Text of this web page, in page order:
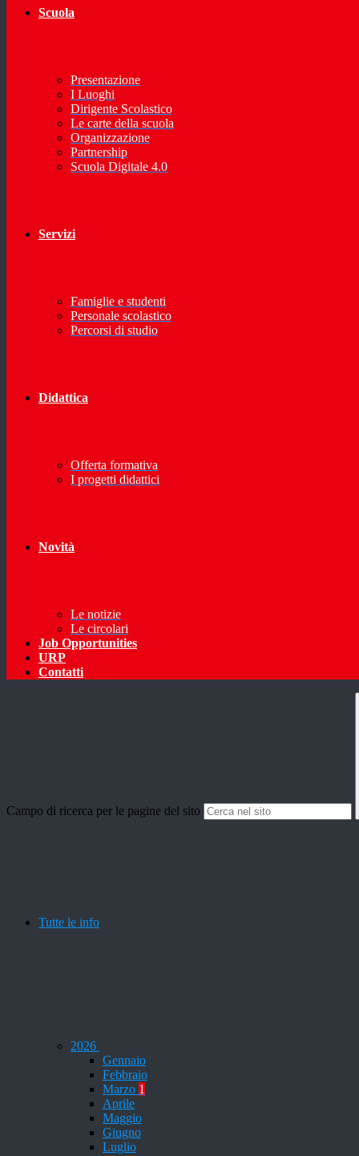
Scuola
Presentazione
I Luoghi
Dirigente Scolastico
Le carte della scuola
Organizzazione
Partnership
Scuola Digitale 4.0
Servizi
Famiglie e studenti
Personale scolastico
Percorsi di studio
Didattica
Offerta formativa
I progetti didattici
Novità
Le notizie
Le circolari
Job Opportunities
URP
Contatti
Campo di ricerca per le pagine del sito
Tutte le info
2026
Gennaio
Febbraio
Marzo 1
Aprile
Maggio
Giugno
Luglio